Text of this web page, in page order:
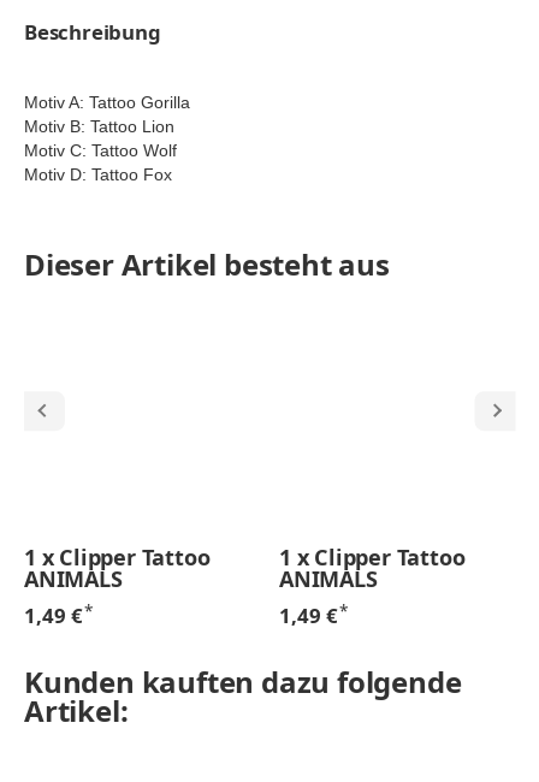
Beschreibung
Motiv A: Tattoo Gorilla
Motiv B: Tattoo Lion
Motiv C: Tattoo Wolf
Motiv D: Tattoo Fox
Dieser Artikel besteht aus
1 x Clipper Tattoo
ANIMALS
1,49 €*
1 x Clipper Tattoo
ANIMALS
1,49 €*
Kunden kauften dazu folgende
Artikel: